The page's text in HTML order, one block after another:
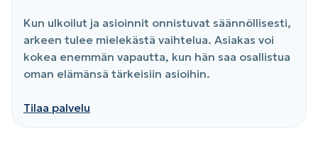
Kun ulkoilut ja asioinnit onnistuvat säännöllisesti,
arkeen tulee mielekästä vaihtelua. Asiakas voi
kokea enemmän vapautta, kun hän saa osallistua
oman elämänsä tärkeisiin asioihin.
Tilaa palvelu